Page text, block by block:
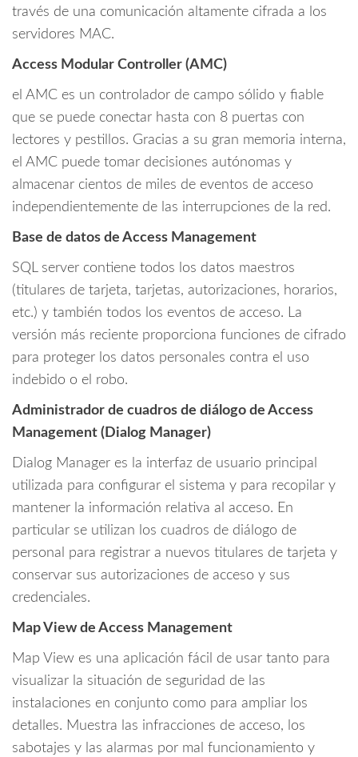
través de una comunicación altamente cifrada a los
servidores MAC.
Access Modular Controller (AMC)
el AMC es un controlador de campo sólido y fiable
que se puede conectar hasta con 8 puertas con
lectores y pestillos. Gracias a su gran memoria interna,
el AMC puede tomar decisiones autónomas y
almacenar cientos de miles de eventos de acceso
independientemente de las interrupciones de la red.
Base de datos de Access Management
SQL server contiene todos los datos maestros
(titulares de tarjeta, tarjetas, autorizaciones, horarios,
etc.) y también todos los eventos de acceso. La
versión más reciente proporciona funciones de cifrado
para proteger los datos personales contra el uso
indebido o el robo.
Administrador de cuadros de diálogo de Access
Management (Dialog Manager)
Dialog Manager es la interfaz de usuario principal
utilizada para configurar el sistema y para recopilar y
mantener la información relativa al acceso. En
particular se utilizan los cuadros de diálogo de
personal para registrar a nuevos titulares de tarjeta y
conservar sus autorizaciones de acceso y sus
credenciales.
Map View de Access Management
Map View es una aplicación fácil de usar tanto para
visualizar la situación de seguridad de las
instalaciones en conjunto como para ampliar los
detalles. Muestra las infracciones de acceso, los
sabotajes y las alarmas por mal funcionamiento y